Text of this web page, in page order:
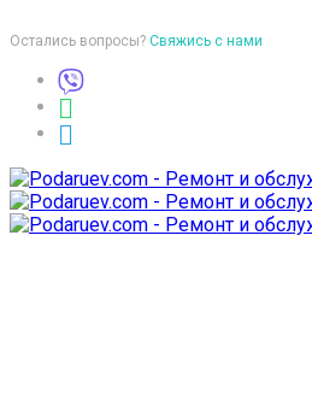
Остались вопросы? Свяжись с нами